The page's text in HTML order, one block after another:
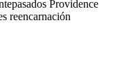
Providence
reencarnación